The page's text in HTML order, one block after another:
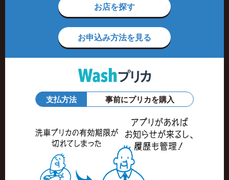
お店を探す
お申込み方法を見る
支払方法 事前にプリカを購入